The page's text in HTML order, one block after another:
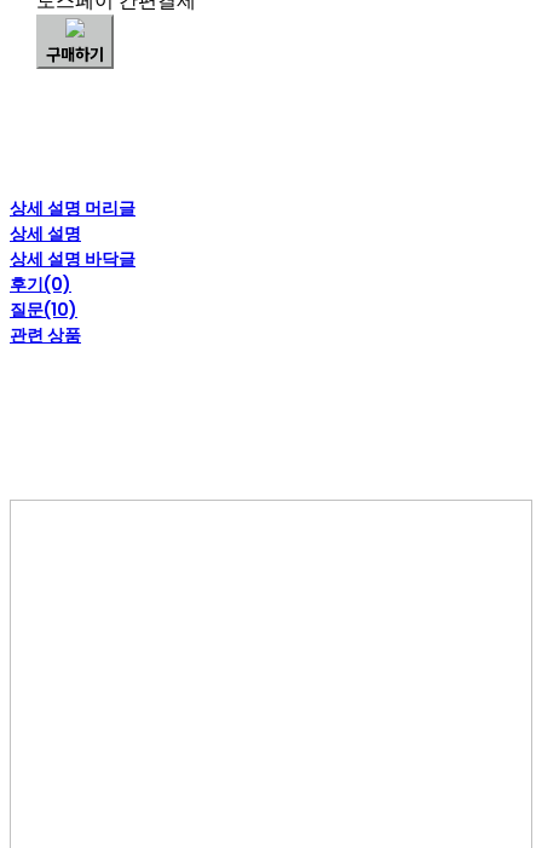
구매하기
상세 설명 머리글
상세 설명
상세 설명 바닥글
후기(0)
질문(10)
관련 상품